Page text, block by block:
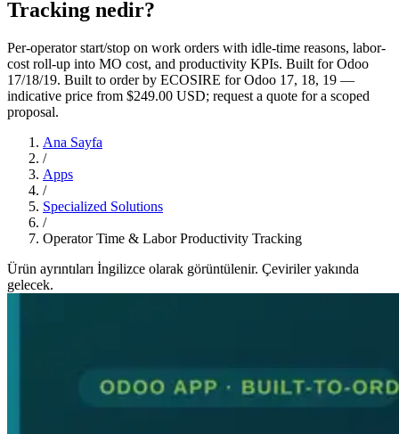
Tracking nedir?
Per-operator start/stop on work orders with idle-time reasons, labor-
cost roll-up into MO cost, and productivity KPIs. Built for Odoo
17/18/19. Built to order by ECOSIRE for Odoo 17, 18, 19 —
indicative price from $249.00 USD; request a quote for a scoped
proposal.
Ana Sayfa
/
Apps
/
Specialized Solutions
/
Operator Time & Labor Productivity Tracking
Ürün ayrıntıları İngilizce olarak görüntülenir. Çeviriler yakında
gelecek.